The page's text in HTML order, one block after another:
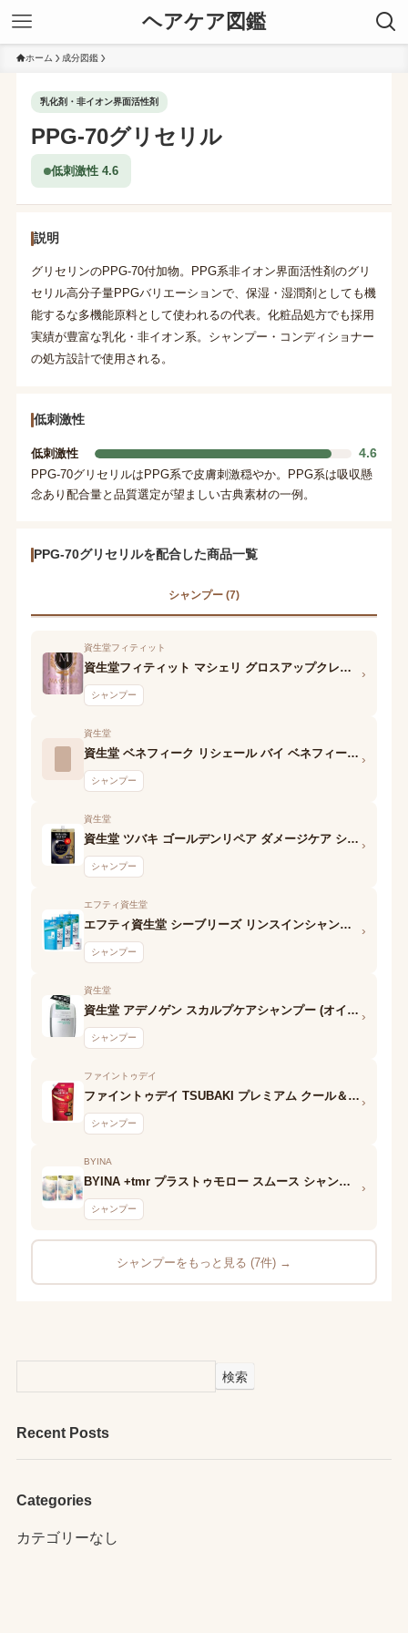
ヘアケア図鑑
ホーム 成分図鑑
乳化剤・非イオン界面活性剤
PPG-70グリセリル
低刺激性 4.6
説明
グリセリンのPPG-70付加物。PPG系非イオン界面活性剤のグリ
セリル高分子量PPGバリエーションで、保湿・湿潤剤としても機
能するな多機能原料として使われるの代表。化粧品処方でも採用
実績が豊富な乳化・非イオン系。シャンプー・コンディショナー
の処方設計で使用される。
低刺激性
低刺激性 4.6
PPG-70グリセリルはPPG系で皮膚刺激穏やか。PPG系は吸収懸
念あり配合量と品質選定が望ましい古典素材の一例。
PPG-70グリセリルを配合した商品一覧
シャンプー (7)
資生堂フィティット
資生堂フィティット マシェリ グロスアップクレンジング
シャンプー
›
資生堂
資生堂 ベネフィーク リシェール バイ ベネフィーク シャンプー
シャンプー
›
資生堂
資生堂 ツバキ ゴールデンリペア ダメージケア シャンプー
シャンプー
›
エフティ資生堂
エフティ資生堂 シーブリーズ リンスインシャンプー
シャンプー
›
資生堂
資生堂 アデノゲン スカルプケアシャンプー (オイリータイプ)
シャンプー
›
ファイントゥデイ
ファイントゥデイ TSUBAKI プレミアム クール＆リペア シャンプー
シャンプー
›
BYINA
BYINA +tmr プラストゥモロー スムース シャンプー
シャンプー
›
シャンプーをもっと見る (7件) →
検索
Recent Posts
Categories
カテゴリーなし